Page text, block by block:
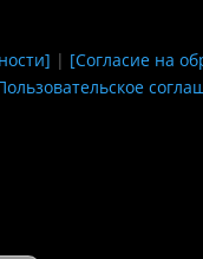
| [Согласие на